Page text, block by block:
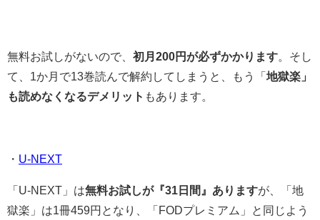
無料お試しがないので、 初月200円が必ずかかります 。そし
て、1か月で13巻読んで解約してしまうと、もう「 地獄楽」
も読めなくなるデメリット もあります。
・ U-NEXT
「U-NEXT」は無料お試しが『31日間』ありますが、「地
獄楽」は1冊459円となり、「FODプレミアム」と同じよう